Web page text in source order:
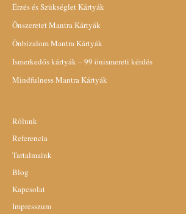
Érzés és Szükséglet Kártyák
Önszeretet Mantra Kártyák
Önbizalom Mantra Kártyák
Ismerkedős kártyák – 99 önismereti kérdés
Mindfulness Mantra Kártyák
Rólunk
Referencia
Tartalmaink
Blog
Kapcsolat
Impresszum